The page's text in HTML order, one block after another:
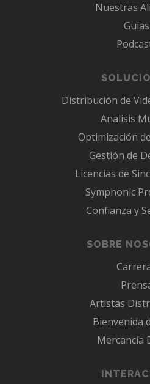
Nuestras
Guias
Distribución de
Analisis
Optimización
Gestión de
Licencias de
Symphonic
Confianza y
SOBRE
Artistas
Bienvenida
Mercancía